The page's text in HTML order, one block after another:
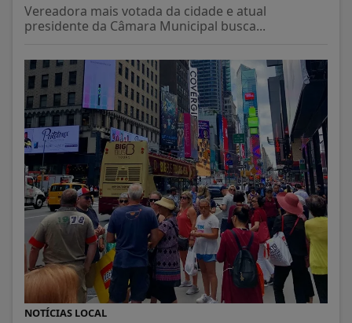
Vereadora mais votada da cidade e atual
presidente da Câmara Municipal busca...
NOTÍCIAS LOCAL